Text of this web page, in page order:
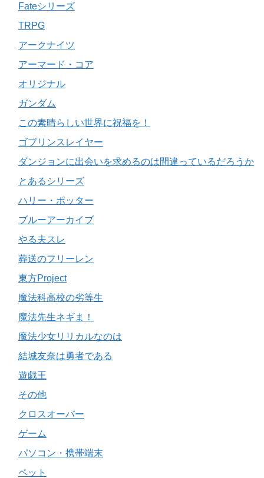
Fateシリーズ
TRPG
アークナイツ
アーマード・コア
オリジナル
ガンダム
この素晴らしい世界に祝福を！
ゴブリンスレイヤー
ダンジョンに出会いを求めるのは間違っているだろうか
とあるシリーズ
ハリー・ポッター
ブルーアーカイブ
やる夫スレ
葬送のフリーレン
東方Project
魔法科高校の劣等生
魔法先生ネギま！
魔法少女リリカルなのは
結城友奈は勇者である
遊戯王
その他
クロスオーバー
ゲーム
パソコン・携帯端末
ペット